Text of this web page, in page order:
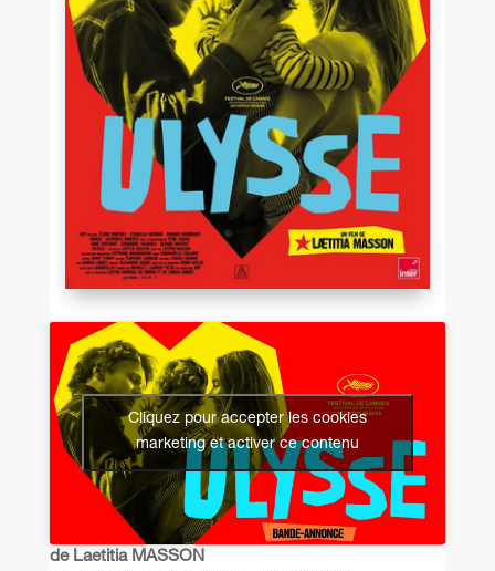
Cliquez pour accepter les cookies
marketing et activer ce contenu
de Laetitia MASSON